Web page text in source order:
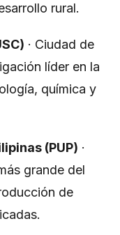
rural.
· Ciudad de
líder en la
química y
(PUP) ·
grande del
de